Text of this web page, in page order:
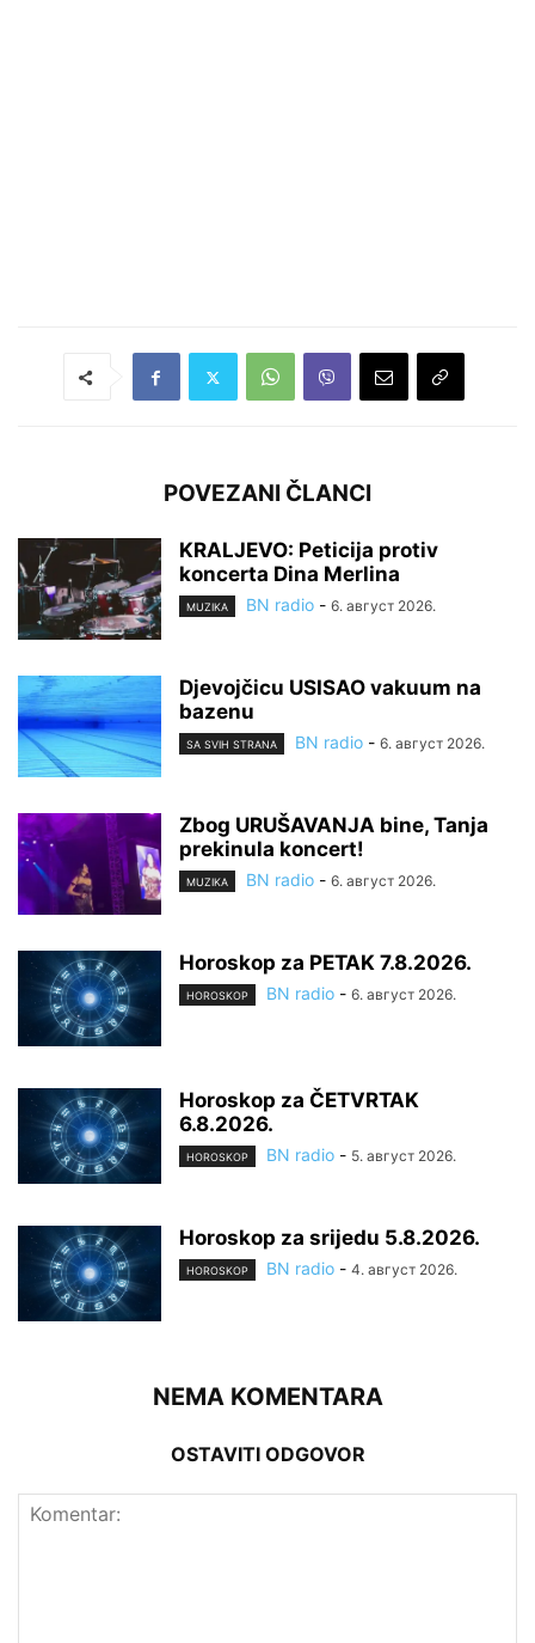
POVEZANI ČLANCI
KRALJEVO: Peticija protiv
koncerta Dina Merlina
MUZIKA BN radio - 6. август 2026.
Djevojčicu USISAO vakuum na
bazenu
SA SVIH STRANA BN radio - 6. август 2026.
Zbog URUŠAVANJA bine, Tanja
prekinula koncert!
MUZIKA BN radio - 6. август 2026.
Horoskop za PETAK 7.8.2026.
HOROSKOP BN radio - 6. август 2026.
Horoskop za ČETVRTAK
6.8.2026.
HOROSKOP BN radio - 5. август 2026.
Horoskop za srijedu 5.8.2026.
HOROSKOP BN radio - 4. август 2026.
NEMA KOMENTARA
OSTAVITI ODGOVOR